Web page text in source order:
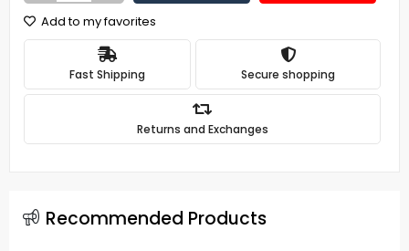
Add to my favorites
Fast Shipping Secure shopping
Returns and Exchanges
Recommended Products